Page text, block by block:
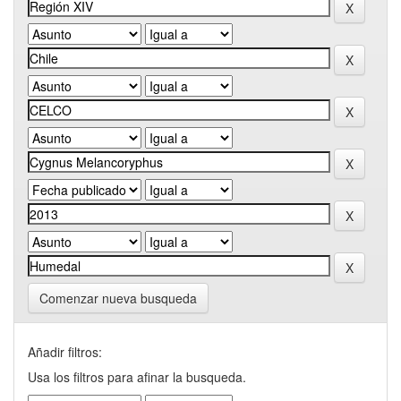
Comenzar nueva busqueda
Añadir filtros:
Usa los filtros para afinar la busqueda.